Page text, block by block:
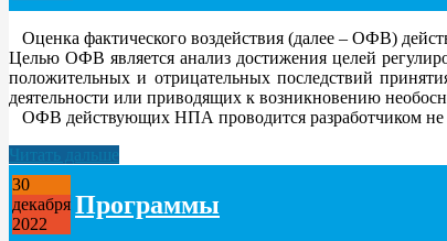
Оценка фактического воздействия (далее – ОФВ)
Целью ОФВ является анализ достижения целей
положительных и отрицательных последствий
деятельности или приводящих к возникновению
ОФВ действующих НПА проводится разработчиком не
Читать дальше
30
декабря
2022
Программы